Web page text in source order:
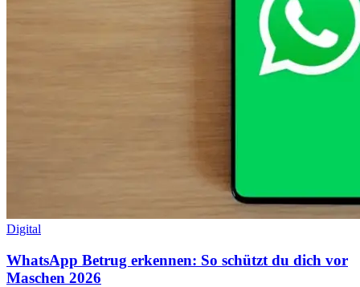
Digital
WhatsApp Betrug erkennen: So schützt du dich vor
Maschen 2026